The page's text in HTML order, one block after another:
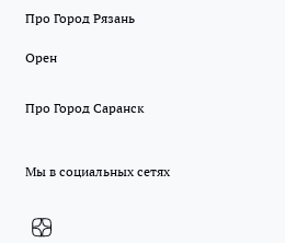
Про Город Рязань
Орен
Про Город Саранск
Мы в социальных сетях